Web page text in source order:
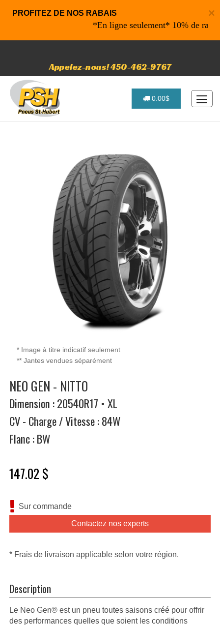
×
PROFITEZ DE NOS RABAIS
*En ligne seulement* 10% de rabais
Appelez-nous! 450-462-9767
0.00$
* Image à titre indicatif seulement
** Jantes vendues séparément
NEO GEN - NITTO
Dimension : 20540R17 • XL
CV - Charge / Vitesse : 84W
Flanc : BW
147.02 $
Sur commande
Contactez nos experts
* Frais de livraison applicable selon votre région.
Description
Le Neo Gen® est un pneu toutes saisons créé pour offrir
des performances quelles que soient les conditions